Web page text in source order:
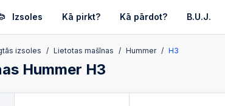
Izsoles Kā pirkt? Kā pārdot? B.U.J.
izsoles Lietotas mašīnas Hummer H3
Hummer H3